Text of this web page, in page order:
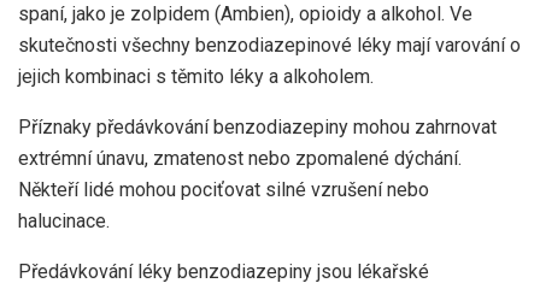
spaní, jako je zolpidem (Ambien), opioidy a alkohol. Ve
skutečnosti všechny benzodiazepinové léky mají varování o
jejich kombinaci s těmito léky a alkoholem.
Příznaky předávkování benzodiazepiny mohou zahrnovat
extrémní únavu, zmatenost nebo zpomalené dýchání.
Někteří lidé mohou pociťovat silné vzrušení nebo
halucinace.
Předávkování léky benzodiazepiny jsou lékařské